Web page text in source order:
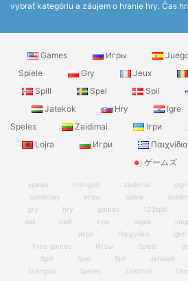
vybrať kategóriu a záujem o hranie hry. Čas
Games Игры
Spiele
Gry Jeux
Spill
Spel Spil
Jatekok
Hry Igre
Speles
Zaidimai Ігри
Lojra
Игри Παιχνίδια
ゲームズ
speles mängud zaidimai
spelletjes
игры spiele
gry
hry games 123spill
spil
pelit ігри jogos
игри
Παιχνίδια igre
Free games
Игры Spiele
Spill
Spel Spil Jatekok
Mängud
Speles Zaidimai